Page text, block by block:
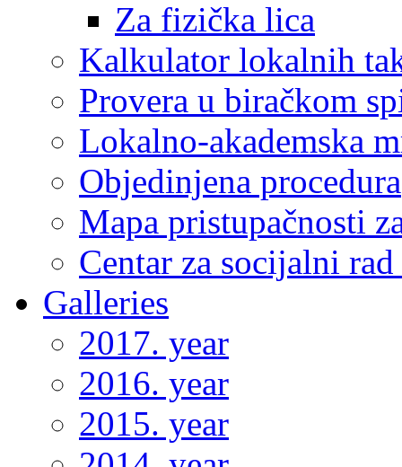
Za fizička lica
Kalkulator lokalnih
Provera u biračkom
Lokalno-akademska
Objedinjena procedura
Mapa pristupačnosti
Centar za socijalni
Galleries
2017. year
2016. year
2015. year